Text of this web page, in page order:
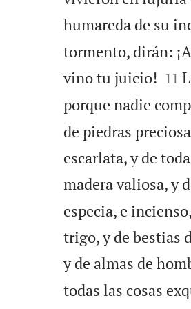
humareda de su
tormento, dirán:
vino tu juicio!
11
porque nadie
de piedras
escarlata, y de
madera valiosa, y
especia, e
trigo, y de bestias
y de almas de
todas las cosas